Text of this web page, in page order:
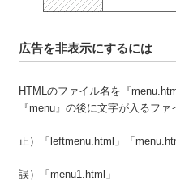
広告を非表示にするには
HTMLのファイル名を『
『menu』の後に文字が入るフ
正）「leftmenu.html」「
誤）「menu1.html」